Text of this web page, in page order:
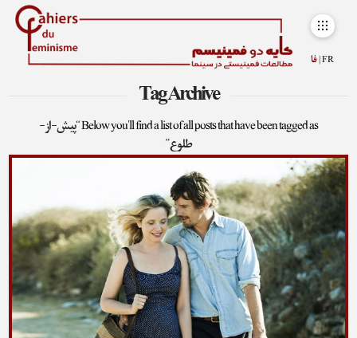
FR | فا
Tag Archive
Below you'll find a list of all posts that have been tagged as“پیش-از-
طلوع”